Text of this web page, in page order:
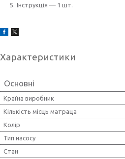
Інструкція — 1 шт.
Характеристики
Основні
Країна виробник
Кількість місць матраца
Колір
Тип насосу
Стан